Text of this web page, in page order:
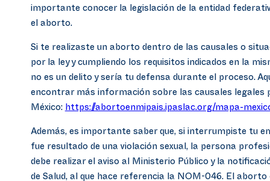
importante conocer la legislación de la entidad
el aborto.
Si te realizaste un aborto dentro de las causales o
por la ley y cumpliendo los requisitos indicados en la
no es un delito y sería tu defensa durante el proceso.
encontrar más información sobre las causales legales
México: https://abortoenmipais.ipaslac.org/mapa-
Además, es importante saber que, si interrumpiste tu
fue resultado de una violación sexual, la persona
debe realizar el aviso al Ministerio Público y la
de Salud, al que hace referencia la NOM-046. El aborto